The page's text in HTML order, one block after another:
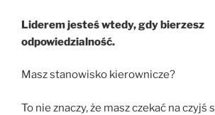
Liderem jesteś wtedy, gdy bierzesz
odpowiedzialność.
Masz stanowisko kierownicze?
To nie znaczy, że masz czekać na czyjś